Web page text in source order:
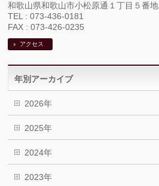
和歌山県和歌山市小松原通１丁目５番地
TEL : 073-436-0181
FAX : 073-426-0235
アクセス
年別アーカイブ
2026年
2025年
2024年
2023年